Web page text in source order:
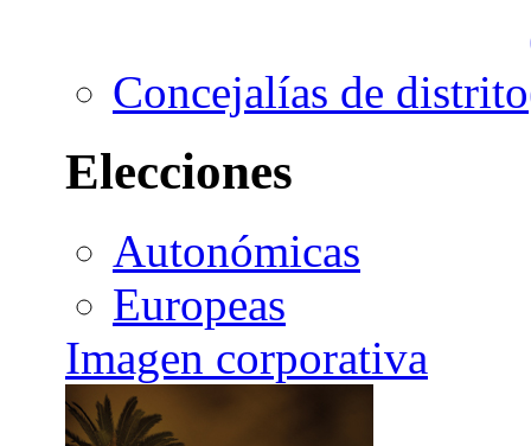
Concejalías de distrito
Elecciones
Autonómicas
Europeas
Imagen corporativa